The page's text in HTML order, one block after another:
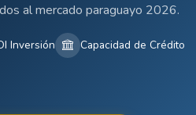
al mercado paraguayo 2026.
Inversión
Capacidad de Crédito